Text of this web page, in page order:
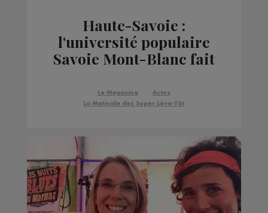
Haute-Savoie :
l'université populaire
Savoie Mont-Blanc fait
Le Magazine
Actus
La Matinale des Super Lève-Tôt